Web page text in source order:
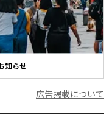
知らせ
広告掲載について